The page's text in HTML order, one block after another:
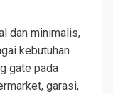
dan minimalis,
kebutuhan
gate pada
garasi,